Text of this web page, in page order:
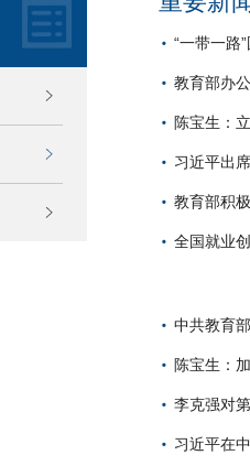
“一带一路
教育部办
陈宝生：
习近平出
教育部积
全国就业
中共教育
陈宝生：
李克强对
习近平在